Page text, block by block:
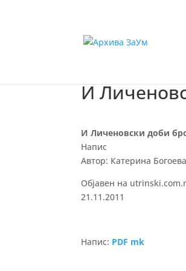
И
И Личеновски доби
Напис
Автор: Катерина Богоева
Објавен на
21.11.2011
Напис: PDF mk